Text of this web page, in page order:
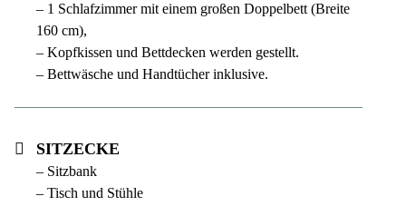
– 1 Schlafzimmer mit einem großen Doppelbett (Breite
160 cm),
– Kopfkissen und Bettdecken werden gestellt.
– Bettwäsche und Handtücher inklusive.
Sitzecke
– Sitzbank
– Tisch und Stühle